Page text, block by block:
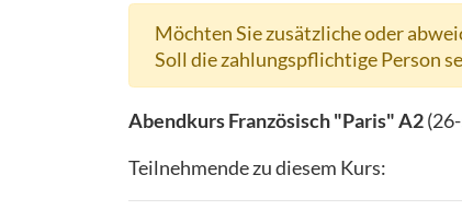
Möchten Sie zusätzliche oder
Soll die zahlungspflichtige Person
Abendkurs Französisch "Paris" A2(
Teilnehmende zu diesem Kurs: